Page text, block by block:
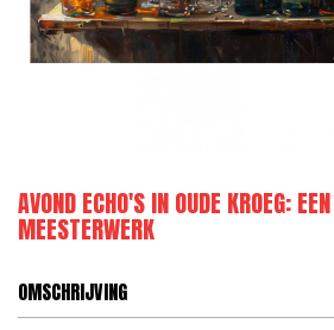
AVOND ECHO'S IN OUDE KROEG:
MEESTERWERK
OMSCHRIJVING